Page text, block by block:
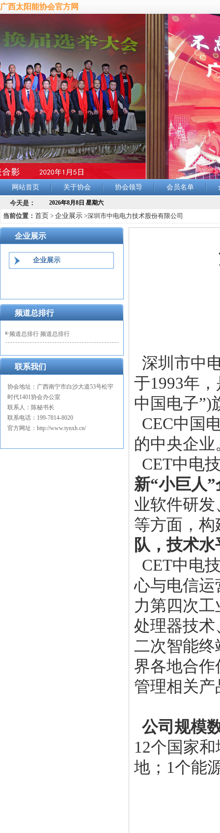
广西太阳能协会官方网
网站首页 关于协会 协会领导 会员名单
今天是： 2026年8月8日 星期六
当前位置： 首页 > 企业展示 >深圳市中电电力技术股份有限公司
企业展示
企业展示
频道总排行
频道总排行 频道总排行
联系我们
协会地址：广西南宁市白沙大道53号松宇
时代1401协会办公室
联系人：陈秘书长
联系电话： 199-7814-8020
官方网址： http://www.tynxh.cn/
深圳市中
于1993年
中国电子”)
CEC中国
的中央企业
CET中电
新“小巨人”
业软件研
等方面，
队，技术
CET中电
心与电信
力第四次
处理器技术
二次智能
界各地合
管理相关
公司规模
12个国家
地；1个能